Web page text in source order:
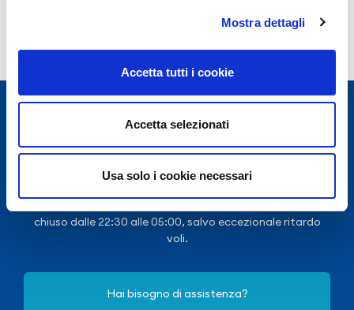
Mostra dettagli
Accetta tutti i cookie
Accetta selezionati
Usa solo i cookie necessari
chiuso dalle 22:30 alle 05:00, salvo eccezionale ritardo
voli.
Hai bisogno di assistenza?